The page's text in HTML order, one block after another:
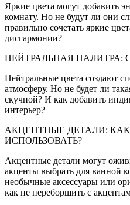
Яркие цвета могут добавить
комнату. Но не будут ли они
правильно сочетать яркие
дисгармонии?
НЕЙТРАЛЬНАЯ ПАЛИТРА:
Нейтральные цвета создают
атмосферу. Но не будет ли
скучной? И как добавить
интерьер?
АКЦЕНТНЫЕ ДЕТАЛИ:
ИСПОЛЬЗОВАТЬ?
Акцентные детали могут
акценты выбрать для ванной
необычные аксессуары или
как не переборщить с